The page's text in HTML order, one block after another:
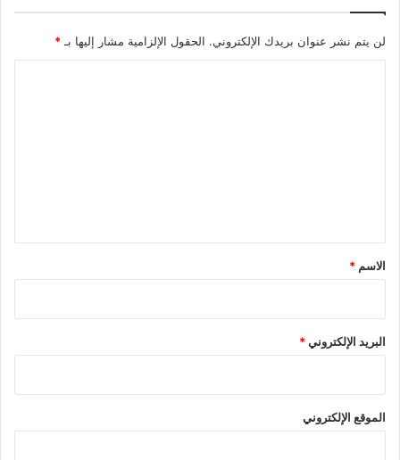
لن يتم نشر عنوان بريدك الإلكتروني. الحقول الإلزامية مشار إليها بـ *
*
الاسم *
البريد الإلكتروني*
الموقع الإلكتروني